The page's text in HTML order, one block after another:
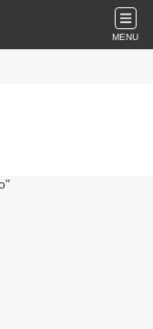
MENU